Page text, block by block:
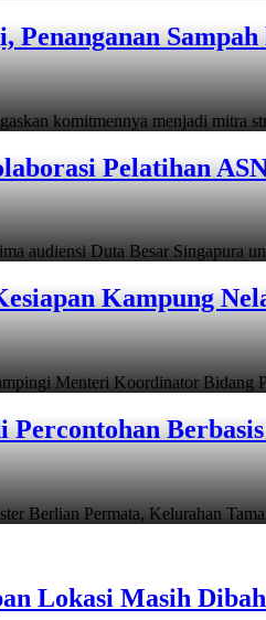
komitmennya menjadi mitra
Pelatihan
audiensi Duta Besar Singapura
Kampung
Menteri Koordinator Bidang
Percontohan
Berlian Permata, Kelurahan
Lokasi Masih